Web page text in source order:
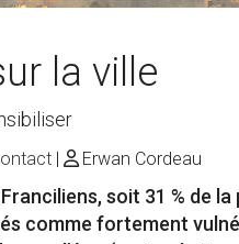
la ville
Erwan Cordeau
soit 31 % de
comme fortement